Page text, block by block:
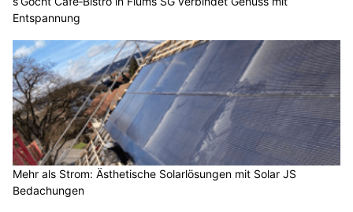
Entspannung
Mehr als Strom: Ästhetische Solarlösungen mit Solar JS
Bedachungen